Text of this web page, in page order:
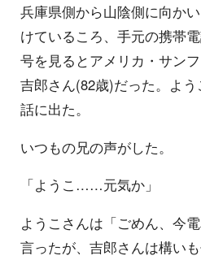
兵庫県側から山陰側に向か
けているころ、手元の携帯
号を見るとアメリカ・サン
吉郎さん(82歳)だった。よ
話に出た。
いつもの兄の声がした。
「ようこ……元気か」
ようこさんは「ごめん、今
言ったが、吉郎さんは構い